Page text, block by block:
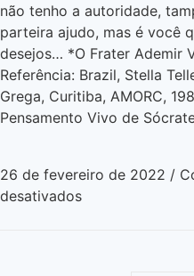
não tenho a autoridade,
parteira ajudo, mas é você
desejos… *O Frater Ademir
Referência: Brazil, Stella
Grega, Curitiba, AMORC,
Pensamento Vivo de
26 de fevereiro de 2022 /
desativados